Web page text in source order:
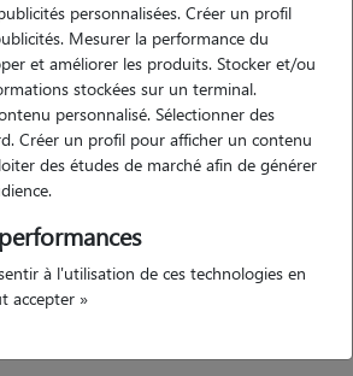
, j'ai été petsitter plusieurs années pour des
au contact des animaux et m'assurer de
confort. ayant toujours vécue avec des
pour moi d'avoir une présence animale à
prendre soin d'eux. par expérience, je sais
peut avoir à laisser son animal lors de
c'est pourquoi je serai ravie de me voir
pour des balades en journée et soirée ou
partir en toute sérénité.
personnalisées. Créer un profil
Mesurer la performance du
et améliorer les produits. Stocker et/ou
stockées sur un terminal.
personnalisé. Sélectionner des
Créer un profil pour afficher un contenu
des études de marché afin de générer
à l'utilisation de ces technologies en
accepter »